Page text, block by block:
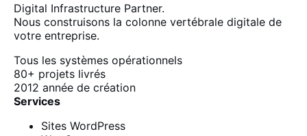
Digital Infrastructure Partner.
Nous construisons la colonne vertébrale digitale de
votre entreprise.
Tous les systèmes opérationnels
80+ projets livrés
2012 année de création
Services
Sites WordPress